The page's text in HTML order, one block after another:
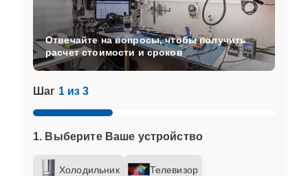
Шаг 1 из 3
1. Выберите Ваше устройство
Холодильник Телевизор
Отвечайте на вопросы, чтобы получить
расчет стоимости и сроков